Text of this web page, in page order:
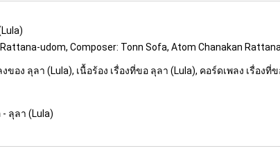
udom, Composer: Tonn Sofa, Atom Chanakan
ของ ลุลา (Lula), เนื้อร้อง เรื่องที่ขอ ลุลา (Lula), คอร์ดเพลง เรื่อง
- ลุลา (Lula)